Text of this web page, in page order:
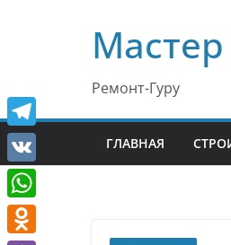
содержимому
Ремонт-Гуру
ГЛАВНАЯ
T
e
l
e
V
K
W
h